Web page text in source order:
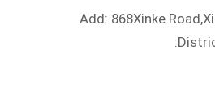
Add: 868Xinke